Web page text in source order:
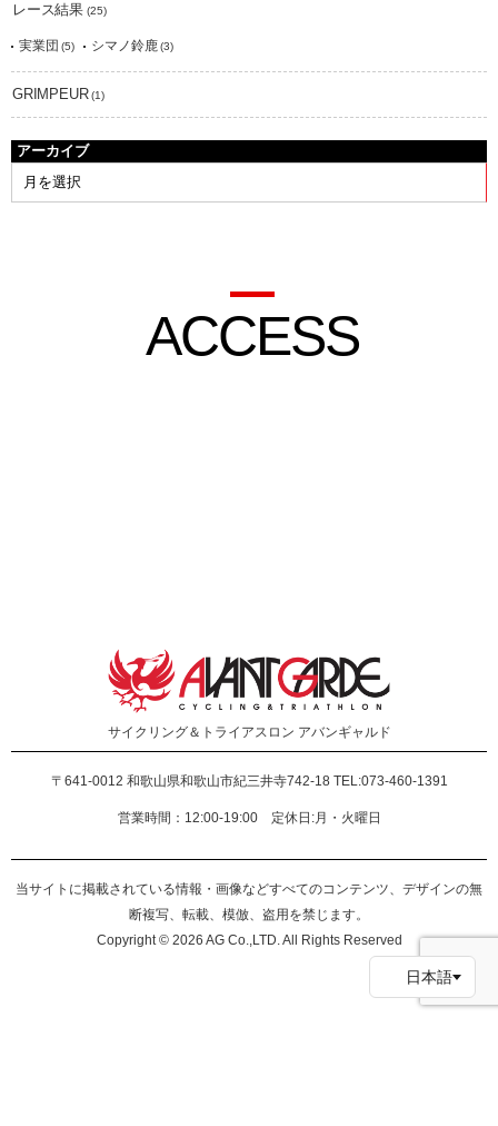
レース結果 (25)
実業団 (5) シマノ鈴鹿 (3)
GRIMPEUR(1)
アーカイブ
ACCESS
サイクリング＆トライアスロン アバンギャルド
〒641-0012 和歌山県和歌山市紀三井寺742-18 TEL:073-460-1391
営業時間：12:00-19:00 定休日:月・火曜日
当サイトに掲載されている情報・画像などすべてのコンテンツ、デザインの無
断複写、転載、模倣、盗用を禁じます。
Copyright © 2026 AG Co.,LTD. All Rights Reserved